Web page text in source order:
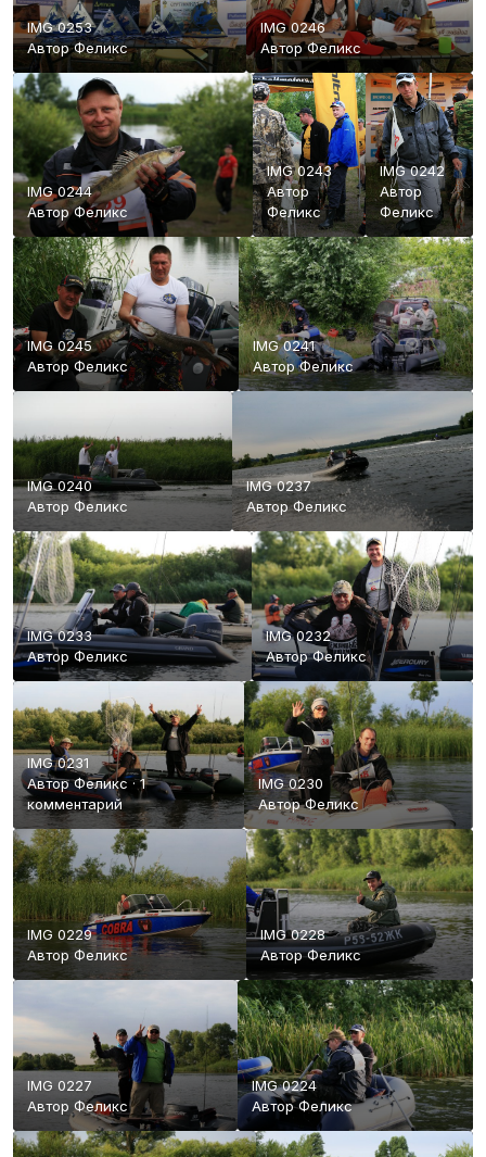
IMG 0253
АвторФеликс
IMG 0246
АвторФеликс
IMG 0244
АвторФеликс
IMG 0243
Автор
Феликс
IMG 0242
Автор
Феликс
IMG 0245
Автор Феликс
IMG 0241
АвторФеликс
IMG 0240
Автор Феликс
IMG 0237
АвторФеликс
IMG 0233
Автор Феликс
IMG 0232
АвторФеликс
IMG 0231
АвторФеликс·1
комментарий
IMG 0230
АвторФеликс
IMG 0229
Автор Феликс
IMG 0228
АвторФеликс
IMG 0227
Автор Феликс
IMG 0224
АвторФеликс